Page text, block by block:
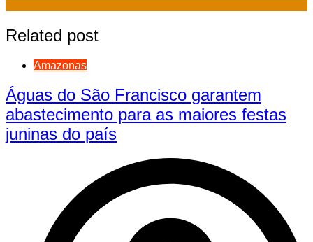
Related post
Amazonas
Águas do São Francisco garantem
abastecimento para as maiores festas
juninas do país